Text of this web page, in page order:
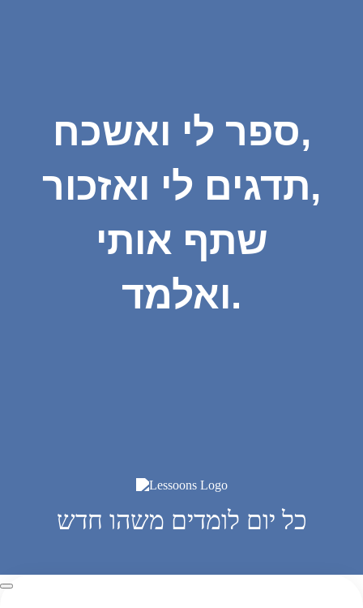
ספר לי ואשכח,
תדגים לי ואזכור,
שתף אותי
ואלמד.
כל יום לומדים משהו חדש